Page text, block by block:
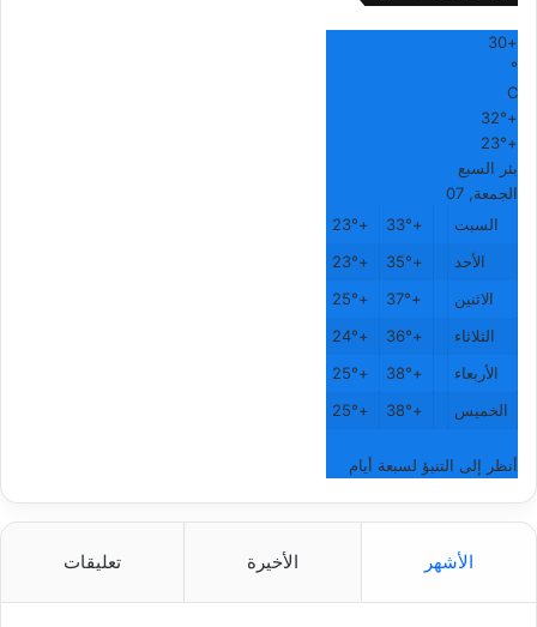
+
30
°
C
+
32°
+
23°
بئر السبع
الجمعة, 07
السبت
+
33°
+
23°
الأحد
+
35°
+
23°
الاثنين
+
37°
+
25°
الثلاثاء
+
36°
+
24°
الأربعاء
+
38°
+
25°
الخميس
+
38°
+
25°
أنظر إلى التنبؤ لسبعة أيام
الأشهر الأخيرة تعليقات